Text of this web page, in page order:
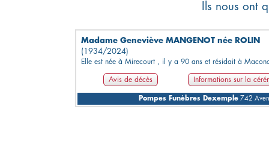
Ils nous ont
Madame Geneviève MANGENOT née ROLIN
(1934/2024)
Elle est née à Mirecourt , il y a 90 ans et résidait à
Avis de décès Informations sur la
Pompes Funèbres Dexemple742